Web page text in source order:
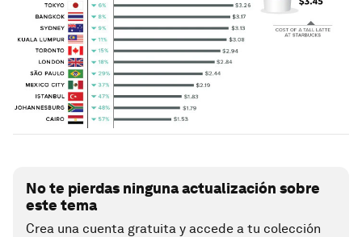
No te pierdas ninguna actualización sobre
este tema
Crea una cuenta gratuita y accede a tu colección